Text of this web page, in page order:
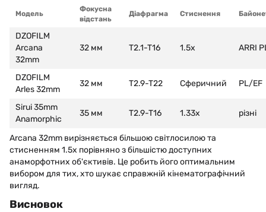
Модель
Фокусна
відстань
Діафрагма Стиснення
DZOFILM
Arcana
32mm
32 мм T2.1-T16 1.5x ARRI
DZOFILM
Arles 32mm
32 мм T2.9-T22 Сферичний PL/EF
Sirui 35mm
Anamorphic
35 мм T2.9-T16 1.33x різні
Arcana 32mm вирізняється більшою світлосилою та
стисненням 1.5x порівняно з більшістю доступних
анаморфотних об'єктивів. Це робить його оптимальним
вибором для тих, хто шукає справжній кінематографічний
вигляд.
Висновок